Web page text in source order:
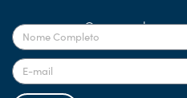
Quer receber